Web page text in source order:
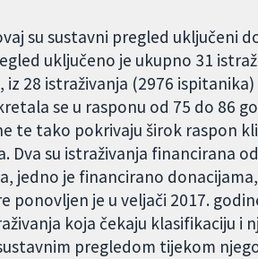
su sustavni pregled uključeni
uključeno je ukupno 31
iz 28 istraživanja (2976
se u rasponu od 75 do 86
te tako pokrivaju širok raspon
Dva su istraživanja financirana
jedno je financirano
ponovljen je u veljači 2017.
koja čekaju klasifikaciju i
pregledom tijekom